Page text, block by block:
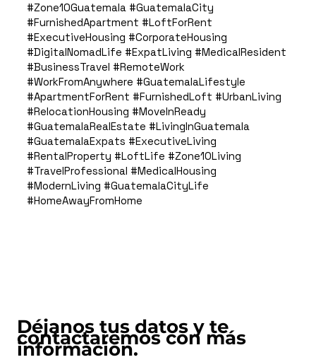
Déjanos tus datos y te
contactaremos con más
información.
#Zone10Guatemala #GuatemalaCity
#FurnishedApartment #LoftForRent
#ExecutiveHousing #CorporateHousing
#DigitalNomadLife #ExpatLiving #MedicalResident
#BusinessTravel #RemoteWork
#WorkFromAnywhere #GuatemalaLifestyle
#ApartmentForRent #FurnishedLoft #UrbanLiving
#RelocationHousing #MoveInReady
#GuatemalaRealEstate #LivingInGuatemala
#GuatemalaExpats #ExecutiveLiving
#RentalProperty #LoftLife #Zone10Living
#TravelProfessional #MedicalHousing
#ModernLiving #GuatemalaCityLife
#HomeAwayFromHome